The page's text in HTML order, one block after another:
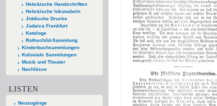
Hebräische Handschriften
Hebräische Inkunabeln
Jiddische Drucke
Judaica Frankfurt
Kataloge
Rothschild-Sammlung
Kinderbuchsammlungen
Koloniale Sammlungen
Musik und Theater
Nachlässe
LISTEN
Neuzugänge